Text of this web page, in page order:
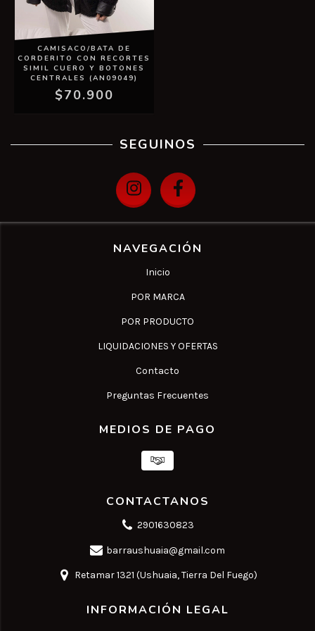
CAMISACO/BATA DE
CORDERITO CON RECORTES
SIMIL CUERO Y BOTONES
CENTRALES (AN09049)
$70.900
SEGUINOS
NAVEGACIÓN
Inicio
POR MARCA
POR PRODUCTO
LIQUIDACIONES Y OFERTAS
Contacto
Preguntas Frecuentes
MEDIOS DE PAGO
CONTACTANOS
2901630823
barraushuaia@gmail.com
Retamar 1321 (Ushuaia, Tierra Del Fuego)
INFORMACIÓN LEGAL